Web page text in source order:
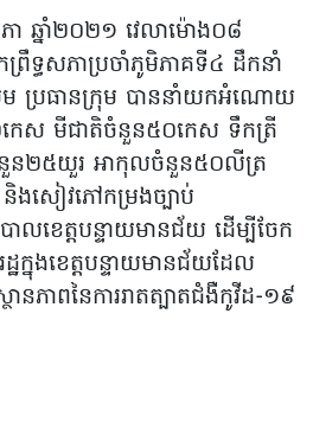
ា ឆ្នាំ២០២១ វេលាម៉ោង០៨
ទ្ធសភាប្រចាំភូមិភាគទី៤ ដឹកនាំ
ប្រធានក្រុម បាននាំយកអំណោយ
េស មីជាតិចំនួន៥០កេស ទឹកត្រី
ន២៥យួរ អាកុលចំនួន៥០លីត្រ
សៀវភៅកម្រងច្បាប់
លខេត្តបន្ទាយមានជ័យ ដើម្បីចែក
ក្នុងខេត្តបន្ទាយមានជ័យដែល
នភាពនៃការរាតត្បាតជំងឺកូវីដ-១៩